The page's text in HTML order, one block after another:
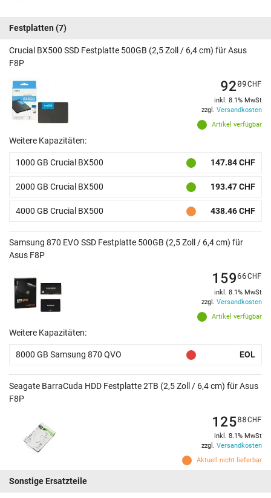
Festplatten (7)
Crucial BX500 SSD Festplatte 500GB (2,5 Zoll / 6,4 cm) für Asus
F8P
Artikel verfügbar
9209CHF
inkl. 8.1% MwSt
zzgl. Versandkosten
Weitere Kapazitäten:
1000 GB Crucial BX500 147.84 CHF
2000 GB Crucial BX500 193.47 CHF
4000 GB Crucial BX500 438.46 CHF
Samsung 870 EVO SSD Festplatte 500GB (2,5 Zoll / 6,4 cm) für
Asus F8P
Artikel verfügbar
15966CHF
inkl. 8.1% MwSt
zzgl. Versandkosten
Weitere Kapazitäten:
8000 GB Samsung 870 QVO EOL
Seagate BarraCuda HDD Festplatte 2TB (2,5 Zoll / 6,4 cm) für Asus
F8P
Aktuell nicht lieferbar
12588CHF
inkl. 8.1% MwSt
zzgl. Versandkosten
Sonstige Ersatzteile